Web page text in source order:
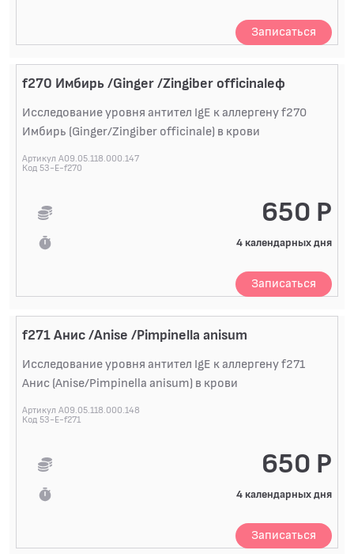
Записаться
f270 Имбирь /Ginger /Zingiber officinaleф
Исследование уровня антител IgE к аллергену f270
Имбирь (Ginger/Zingiber officinale) в крови
Артикул A09.05.118.000.147
Код 53-E-f270
650 Р
4 календарных дня
Записаться
f271 Анис /Anise /Pimpinella anisum
Исследование уровня антител IgE к аллергену f271
Анис (Anise/Pimpinella anisum) в крови
Артикул A09.05.118.000.148
Код 53-E-f271
650 Р
4 календарных дня
Записаться